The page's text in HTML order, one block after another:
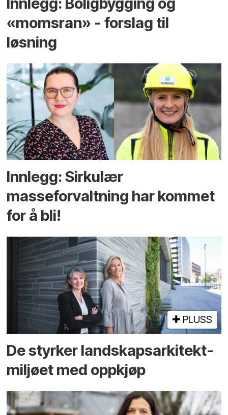
«momsran» - forslag til
løsning
Innlegg: Sirkulær
masseforvaltning har kommet
for å bli!
PLUSS
De styrker landskaps­arkitekt­
miljøet med oppkjøp